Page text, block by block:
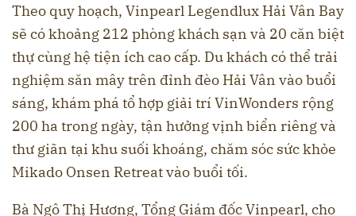
Theo quy hoạch, Vinpearl Legendlux Hải Vân Bay
sẽ có khoảng 212 phòng khách sạn và 20 căn biệt
thự cùng hệ tiện ích cao cấp. Du khách có thể trải
nghiệm săn mây trên đỉnh đèo Hải Vân vào buổi
sáng, khám phá tổ hợp giải trí VinWonders rộng
200 ha trong ngày, tận hưởng vịnh biển riêng và
thư giãn tại khu suối khoáng, chăm sóc sức khỏe
Mikado Onsen Retreat vào buổi tối.
Bà Ngô Thị Hương, Tổng Giám đốc Vinpearl, cho